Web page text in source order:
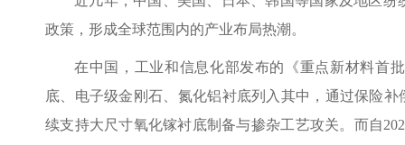
政策，形成全球范围内的产业布局热潮。
在中国，工业和信息化部发布的《重点新材料首
底、电子级金刚石、氮化铝衬底列入其中，通过保险
续支持大尺寸氧化镓衬底制备与掺杂工艺攻关。而自